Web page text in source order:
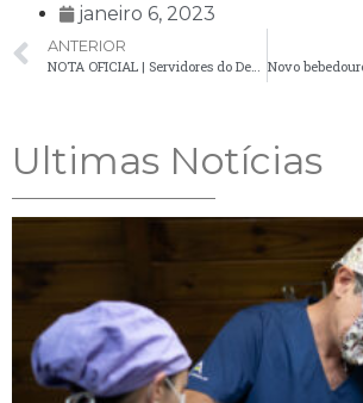
janeiro 6, 2023
ANTERIOR
NOTA OFICIAL | Servidores do Departamento de Meio Ambiente foram ameaçados na tarde da última quinta-feira (05)
Ultimas Notícias